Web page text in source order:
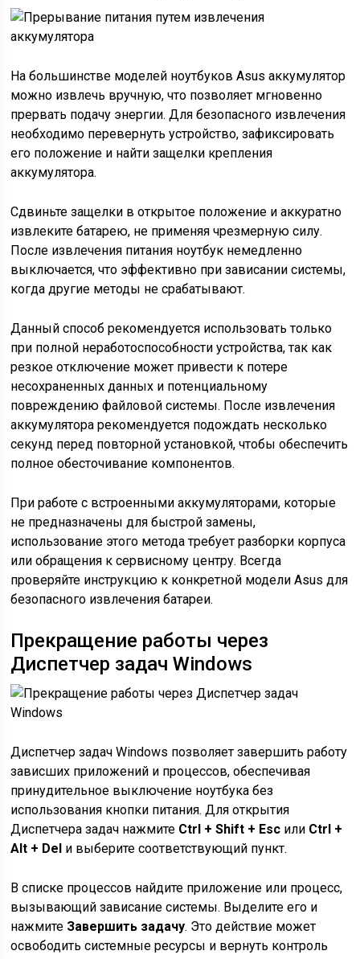
На большинстве моделей ноутбуков Asus аккумулятор
можно извлечь вручную, что позволяет мгновенно
прервать подачу энергии. Для безопасного извлечения
необходимо перевернуть устройство, зафиксировать
его положение и найти защелки крепления
аккумулятора.
Сдвиньте защелки в открытое положение и аккуратно
извлеките батарею, не применяя чрезмерную силу.
После извлечения питания ноутбук немедленно
выключается, что эффективно при зависании системы,
когда другие методы не срабатывают.
Данный способ рекомендуется использовать только
при полной неработоспособности устройства, так как
резкое отключение может привести к потере
несохраненных данных и потенциальному
повреждению файловой системы. После извлечения
аккумулятора рекомендуется подождать несколько
секунд перед повторной установкой, чтобы обеспечить
полное обесточивание компонентов.
При работе с встроенными аккумуляторами, которые
не предназначены для быстрой замены,
использование этого метода требует разборки корпуса
или обращения к сервисному центру. Всегда
проверяйте инструкцию к конкретной модели Asus для
безопасного извлечения батареи.
Прекращение работы через
Диспетчер задач Windows
Диспетчер задач Windows позволяет завершить работу
зависших приложений и процессов, обеспечивая
принудительное выключение ноутбука без
использования кнопки питания. Для открытия
Диспетчера задач нажмите Ctrl + Shift + Esc или Ctrl +
Alt + Del и выберите соответствующий пункт.
В списке процессов найдите приложение или процесс,
вызывающий зависание системы. Выделите его и
нажмите Завершить задачу. Это действие может
освободить системные ресурсы и вернуть контроль